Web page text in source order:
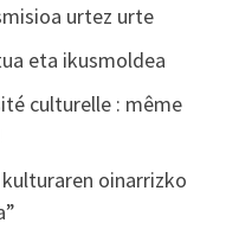
urtez urte
eta ikusmoldea
culturelle : même
oinarrizko